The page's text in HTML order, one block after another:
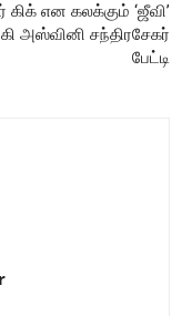
கிக் என கலக்கும் ‘ஜீவி’
அஸ்வினி சந்திரசேகர்
பேட்டி